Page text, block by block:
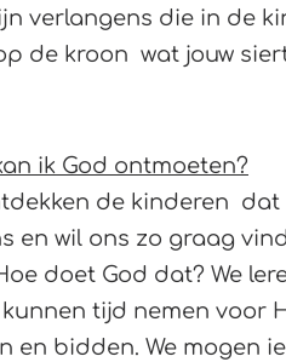
verlangens die in de
de kroon wat jouw
ik God ontmoeten?
de kinderen dat
en wil ons zo graag
doet God dat? We
kunnen tijd nemen voor
en bidden. We mogen